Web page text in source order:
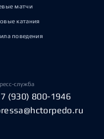
матчи
катания
поведения
служба
(930) 800-1946